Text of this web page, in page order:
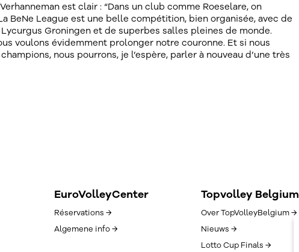
est clair : “Dans un club comme Roeselare, on
BeNe League est une belle compétition, bien organisée, avec de
Groningen et de superbes salles pleines de monde.
voulons évidemment prolonger notre couronne. Et si nous
nous pourrons, je l’espère, parler à nouveau d’une très
Topvolley Belgium
Over TopVolleyBelgium →
Nieuws →
Lotto Cup Finals →
EuroVolleyCenter
Réservations →
Algemene info →